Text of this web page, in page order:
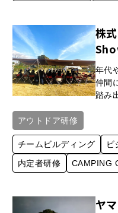
株
年代
仲間
踏み
アウトドア研修
チームビルディング
ビ
内定者研修
CAMPING
ヤ